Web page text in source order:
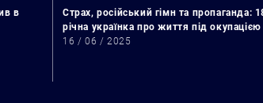
в
Страх, російський гімн та пропаганда:
річна українка про життя під окупацією
16 / 06 / 2025